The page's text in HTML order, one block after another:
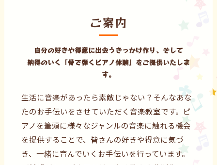
自分の好きや得意に出会うきっかけ作り、そして
納得のいく「骨で弾くピアノ体験」をご提供いたしま
す。
ご案内
生活に音楽があったら素敵じゃない？そんなあな
たのお手伝いをさせていただく音楽教室です。ピ
アノを筆頭に様々なジャンルの音楽に触れる機会
を提供することで、皆さんの好きや得意に気づ
き、一緒に育んでいくお手伝いを行っています。